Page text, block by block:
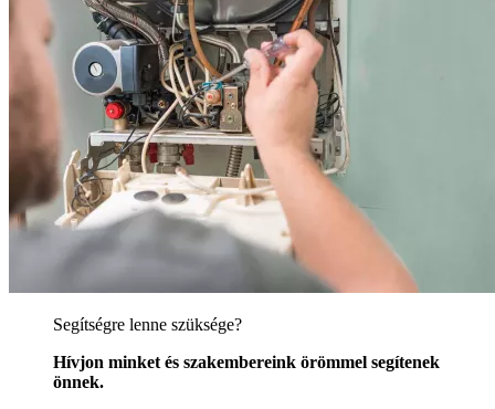
Segítségre lenne szüksége?
Hívjon minket és szakembereink örömmel segítenek
önnek.